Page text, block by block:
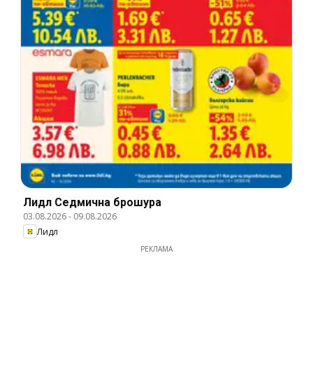
Лидл Cедмична брошура
03.08.2026- 09.08.2026
Лидл
РЕКЛАМА